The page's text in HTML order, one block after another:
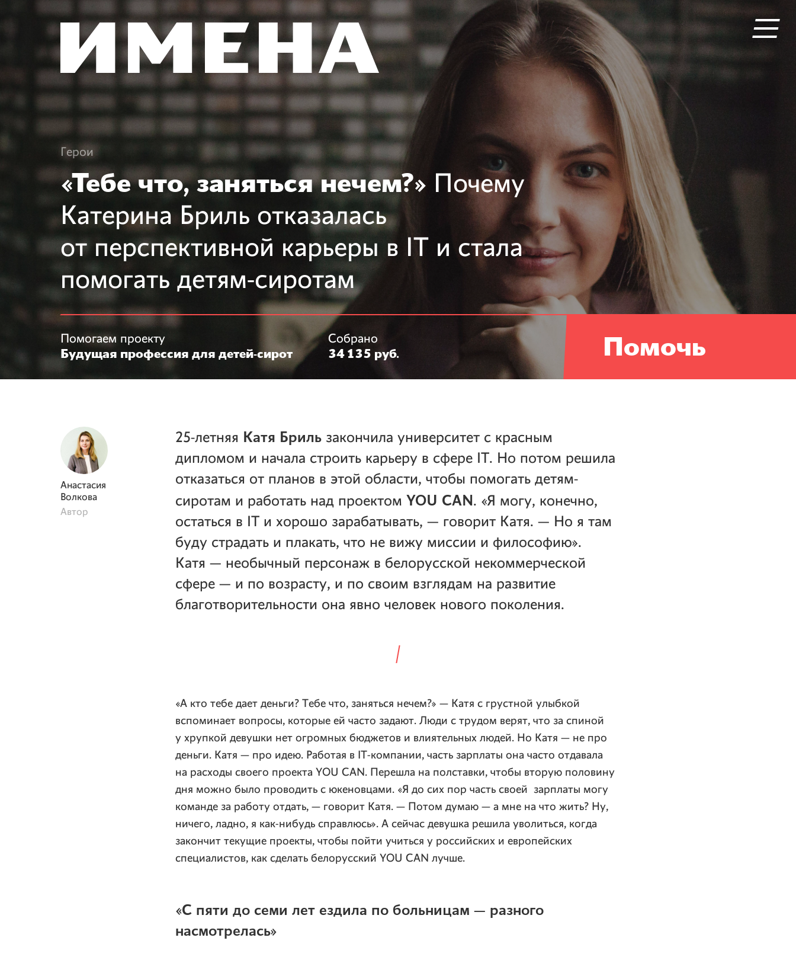
Герои
«Тебе что, заняться нечем?» Почему
Катерина Бриль отказалась
от перспективной карьеры в IT и стала
помогать детям-сиротам
Помогаем проекту
Будущая профессия для детей-сирот
Собрано
34 135 руб. Помочь
Анастасия
Волкова
Автор
25-летняя Катя Брильзакончила университет с красным
дипломом и начала строить карьеру в сфере IT. Но потом решила
отказаться от планов в этой области, чтобы помогать детям-
сиротам и работать над проектом YOU CAN. «Я могу, конечно,
остаться в IT и хорошо зарабатывать, — говорит Катя. — Но я там
буду страдать и плакать, что не вижу миссии и философию».
Катя — необычный персонаж в белорусской некоммерческой
сфере — и по возрасту, и по своим взглядам на развитие
благотворительности она явно человек нового поколения.
«А кто тебе дает деньги? Тебе что, заняться нечем?» — Катя с грустной улыбкой
вспоминает вопросы, которые ей часто задают. Люди с трудом верят, что за спиной
у хрупкой девушки нет огромных бюджетов и влиятельных людей. Но Катя — не про
деньги. Катя — про идею. Работая в IT-компании, часть зарплаты она часто отдавала
на расходы своего проекта YOU CAN. Перешла на полставки, чтобы вторую половину
дня можно было проводить с юкеновцами. «Я до сих пор часть своей зарплаты могу
команде за работу отдать, — говорит Катя. — Потом думаю — а мне на что жить? Ну,
ничего, ладно, я как-нибудь справлюсь». А сейчас девушка решила уволиться, когда
закончит текущие проекты, чтобы пойти учиться у российских и европейских
специалистов, как сделать белорусский YOU CAN лучше.
«С пяти до семи лет ездила по больницам — разного
насмотрелась»